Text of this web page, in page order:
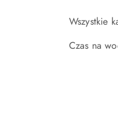
Wszystkie
Czas na